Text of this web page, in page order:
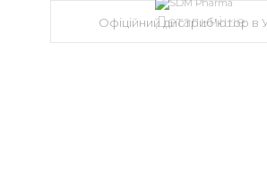
Детальніше
Офіційний дистриб'ютор в